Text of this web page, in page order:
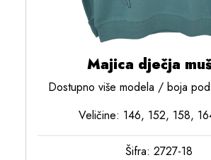
Majica dječja
Dostupno više modela / boja pod
Veličine: 146, 152, 158,
Šifra: 2727-18